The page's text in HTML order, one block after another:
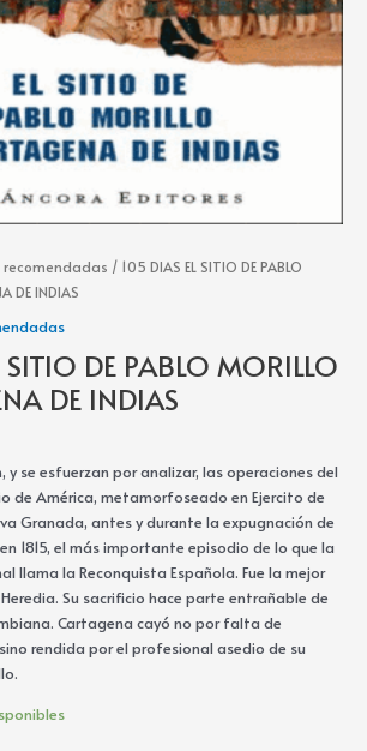
/ 105 DIAS EL SITIO DE PABLO
DE INDIAS
SITIO DE PABLO MORILLO
DE INDIAS
y se esfuerzan por analizar, las operaciones del
de América, metamorfoseado en Ejercito de
Granada, antes y durante la expugnación de
1815, el más importante episodio de lo que la
llama la Reconquista Española. Fue la mejor
Su sacrificio hace parte entrañable de
Cartagena cayó no por falta de
rendida por el profesional asedio de su